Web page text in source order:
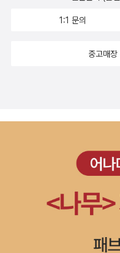
야기이자 역사 교과서입니다. ｜우리 인물 이야기 기획의도｜ (주)우
나온 위인전의 흐름에서 벗어난 인물
래서 조금 과장해 이야기하
한 가지 일이나 뜻에 바쳐온
기를 담고 싶었습니다. 그 살
우리 인물 이야기, 이래서 남다릅니다｜ - 위인
1:1 문의
중고매